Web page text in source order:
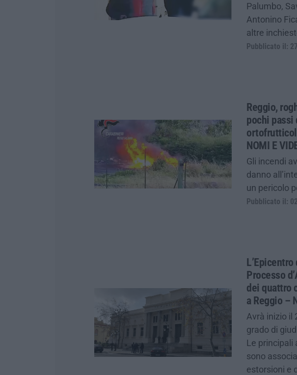
Palumbo,
Antonino
altre
Pubblicato il:
Reggio,
pochi passi
NOMI E
Gli incendi
danno
un pericolo
Pubblicato il:
Processo
dei quattro
a Reggio –
Avrà inizio il
grado di
Le principali
sono
estorsioni e